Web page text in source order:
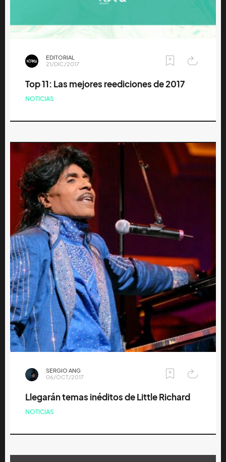
EDITORIAL
21/DIC/2017
Top 11: Las mejores reediciones de 2017
NOTICIAS
SERGIO ANG
06/OCT/2017
Llegarán temas inéditos de Little Richard
NOTICIAS